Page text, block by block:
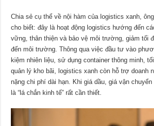
Chia sẻ cụ thể về nội hàm của logistics xanh,
cho biết: đây là hoạt động logistics hướng đến
vững, thân thiện và bảo vệ môi trường, giảm tối
đến môi trường. Thông qua việc đầu tư vào
kiệm nhiên liệu, sử dụng container thông minh,
quản lý kho bãi, logistics xanh còn hỗ trợ doanh
nặng chi phí dài hạn. Khi giá dầu, giá vận
là “lá chắn kinh tế” rất cần thiết.